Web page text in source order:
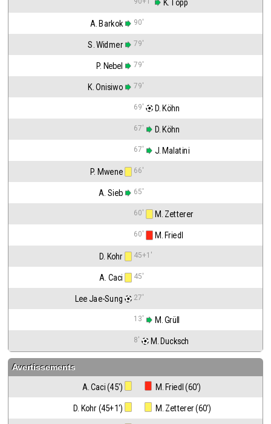
K. Topp
A. Barkok 90'
S. Widmer 79'
P. Nebel 79'
K. Onisiwo 79'
69' D. Köhn
67' D. Köhn
67' J. Malatini
P. Mwene 66'
A. Sieb 65'
60' M. Zetterer
60' M. Friedl
D. Kohr 45+1'
A. Caci 45'
Lee Jae-Sung 27'
13' M. Grüll
8' M. Ducksch
Avertissements
A. Caci (45') M. Friedl (60')
D. Kohr (45+1') M. Zetterer (60')